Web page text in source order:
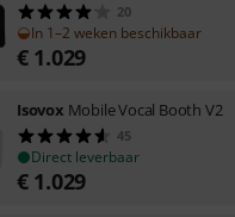
20
In 1–2 weken beschikbaar
€ 1.029
Isovox Mobile Vocal Booth V2
45
Direct leverbaar
€ 1.029